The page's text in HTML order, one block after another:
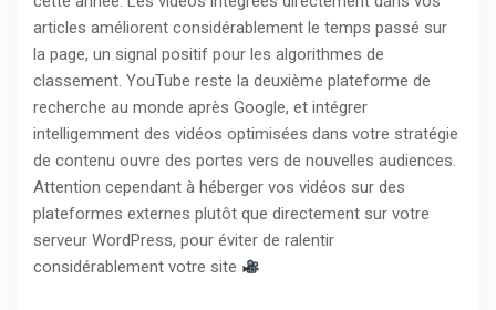
articles améliorent considérablement le temps passé sur
la page, un signal positif pour les algorithmes de
classement. YouTube reste la deuxième plateforme de
recherche au monde après Google, et intégrer
intelligemment des vidéos optimisées dans votre stratégie
de contenu ouvre des portes vers de nouvelles audiences.
Attention cependant à héberger vos vidéos sur des
plateformes externes plutôt que directement sur votre
serveur WordPress, pour éviter de ralentir
considérablement votre site